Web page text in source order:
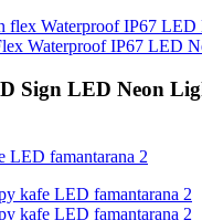
Waterproof IP67 LED
Sign LED Neon